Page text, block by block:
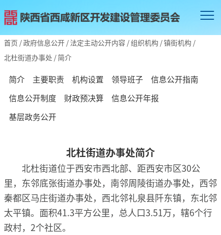
首页 /政府信息公开 / 法定主动公开内容 /组织机构 /镇街机构 /
北杜街道办事处 / 简介
简介 主要职责 机构设置 领导班子
信息公开指南
信息公开制度
财政预决算
信息公开年报
基层政务公开
北杜街道办事处简介
北杜街道位于西安市西北部、距西安市区30公
里，东邻底张街道办事处，南邻周陵街道办事处，西邻
秦都区马庄街道办事处，西北邻礼泉县阡东镇，东北邻
太平镇。面积41.3平方公里，总人口3.51万，辖6个行
政村，2个社区。